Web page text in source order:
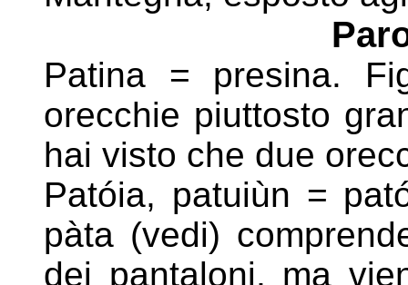
Patina = presina.
orecchie piuttosto
hai visto che due
Patóia, patuiùn =
pàta (vedi)
dei pantaloni, ma